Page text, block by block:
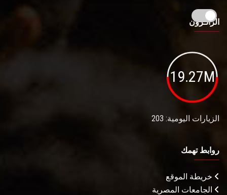
الزائـرون
19.27M
الزيارات اليومية: 203
روابط تهمك
خريطة الموقع
الجامعات المصرية